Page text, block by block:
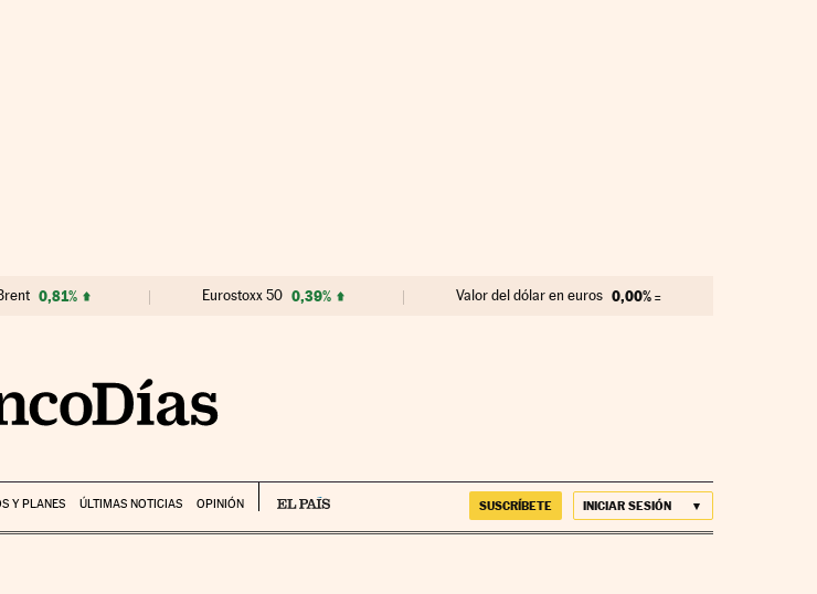
0,81% Eurostoxx 50 0,39% Valor del dólar en euros 0,00%
Y PLANES ÚLTIMAS NOTICIAS OPINIÓN SUSCRÍBETE INICIAR SESIÓN